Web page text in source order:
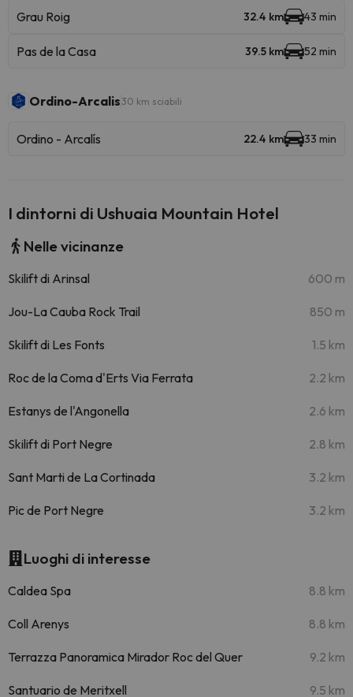
Grau Roig 32.4 km 43 min
Pas de la Casa 39.5 km 52 min
Ordino-Arcalis 30 km sciabili
Ordino - Arcalís 22.4 km 33 min
I dintorni di Ushuaia Mountain Hotel
Nelle vicinanze
Skilift di Arinsal 600 m
Jou-La Cauba Rock Trail 850 m
Skilift di Les Fonts 1.5 km
Roc de la Coma d'Erts Via Ferrata 2.2 km
Estanys de l'Angonella 2.6 km
Skilift di Port Negre 2.8 km
Sant Marti de La Cortinada 3.2 km
Pic de Port Negre 3.2 km
Luoghi di interesse
Caldea Spa 8.8 km
Coll Arenys 8.8 km
Terrazza Panoramica Mirador Roc del Quer 9.2 km
Santuario de Meritxell 9.5 km